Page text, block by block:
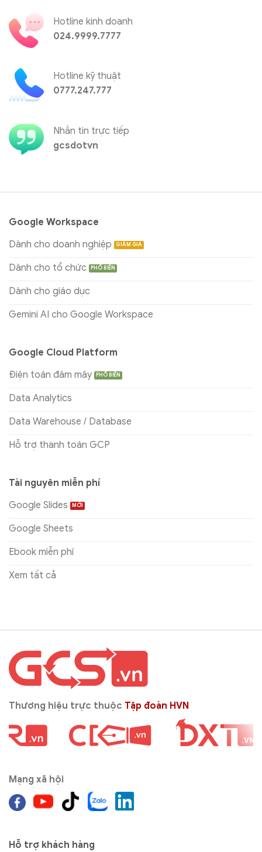
Hotline kinh doanh
024.9999.7777
Hotline kỹ thuật
0777.247.777
Nhắn tin trực tiếp
gcsdotvn
Google Workspace
Dành cho doanh nghiệp
Dành cho tổ chức
Dành cho giáo dục
Gemini AI cho Google Workspace
Google Cloud Platform
Điện toán đám mây
Data Analytics
Data Warehouse / Database
Hỗ trợ thanh toán GCP
Tài nguyên miễn phí
Google Slides
Google Sheets
Ebook miễn phí
Xem tất cả
Thương hiệu trực thuộc Tập đoàn HVN
Mạng xã hội
Hỗ trợ khách hàng